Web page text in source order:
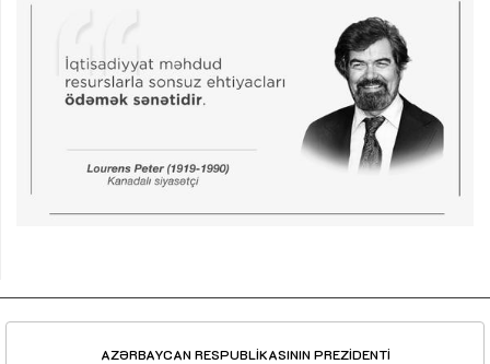
AZƏRBAYCAN RESPUBLİKASININ PREZİDENTİ